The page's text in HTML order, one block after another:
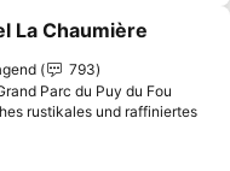
hinzufügen
La Chaumière
793
Parc du Puy du Fou
rustikales und raffiniertes